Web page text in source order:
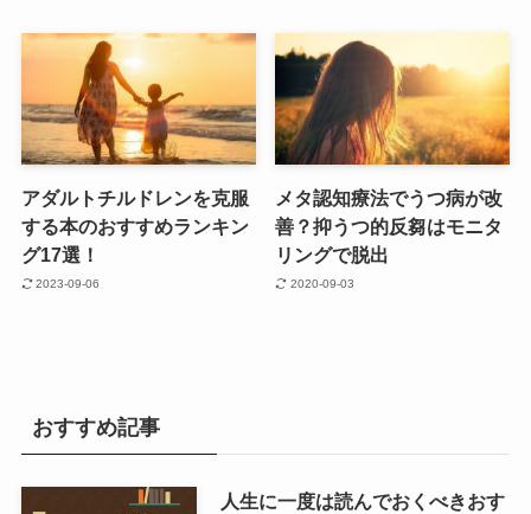
アダルトチルドレンを克服
する本のおすすめランキン
グ17選！
2023-09-06
メタ認知療法でうつ病が改
善？抑うつ的反芻はモニタ
リングで脱出
2020-09-03
おすすめ記事
人生に一度は読んでおくべきおす